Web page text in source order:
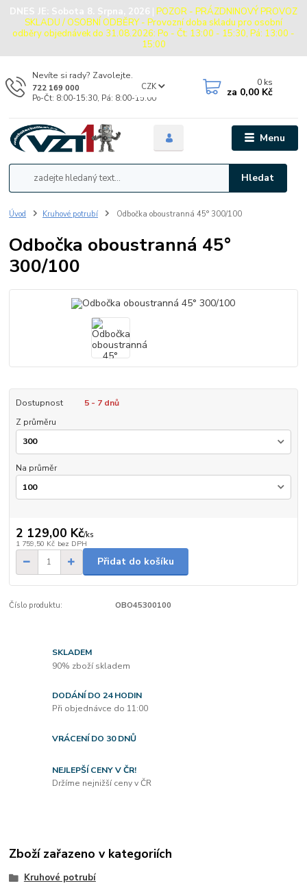
DNES JE: Sobota 8. Srpna, 2026 | POZOR - PRÁZDNINOVÝ PROVOZ
SKLADU / OSOBNÍ ODBĚRY - Provozní doba skladu pro osobní
odběry objednávek do 31.08.2026: Po - Čt: 13:00 - 15:30, Pá: 13:00 -
15:00
Menu
CZK
Hledat
Nevíte si rady? Zavolejte.
722 169 000
Po-Čt: 8:00-15:30, Pá: 8:00-15:00
0 ks
za 0,00 Kč
Úvod Kruhové potrubí Odbočka oboustranná 45° 300/100
Odbočka oboustranná 45°
300/100
Dostupnost
5 - 7 dnů
Z průměru
Na průměr
2 129,00 Kč/ks
1 759,50 Kč bez DPH
Přidat do košíku
Číslo produktu: OBO45300100
SKLADEM
90% zboží skladem
DODÁNÍ DO 24 HODIN
Při objednávce do 11:00
VRÁCENÍ DO 30 DNŮ
NEJLEPŠÍ CENY V ČR!
Držíme nejnižší ceny v ČR
Zboží zařazeno v kategoriích
Kruhové potrubí